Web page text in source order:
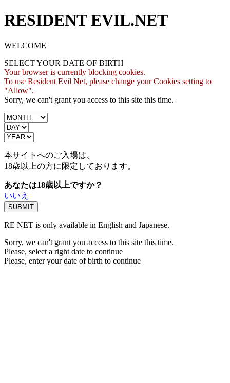
RESIDENT EVIL.NET
WELCOME
SELECT YOUR DATE OF BIRTH
Your browser is currently blocking cookies.
To use Resident Evil Net, please change your Cookies setting to
"Allow".
Sorry, we can't grant you access to this site this time.
本サイトへのご入場は、
18歳以上の方に限定しております。
あなたは18歳以上ですか？
いいえ
RE NET is only available in English and Japanese.
Sorry, we can't grant you access to this site this time.
Please, select a right date to continue
Please, enter your date of birth to continue